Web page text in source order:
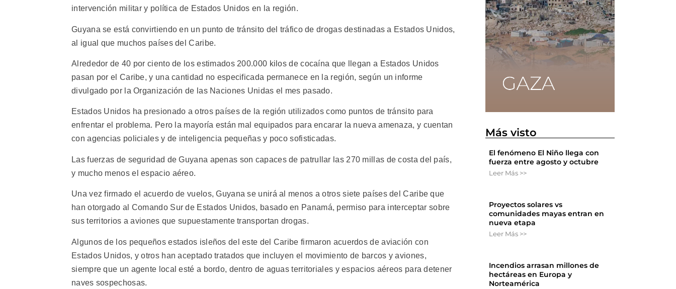
intervención militar y política de Estados Unidos en la región.
Guyana se está convirtiendo en un punto de tránsito del tráfico de drogas destinadas a Estados Unidos,
al igual que muchos países del Caribe.
Alrededor de 40 por ciento de los estimados 200.000 kilos de cocaína que llegan a Estados Unidos
pasan por el Caribe, y una cantidad no especificada permanece en la región, según un informe
divulgado por la Organización de las Naciones Unidas el mes pasado.
Estados Unidos ha presionado a otros países de la región utilizados como puntos de tránsito para
enfrentar el problema. Pero la mayoría están mal equipados para encarar la nueva amenaza, y cuentan
con agencias policiales y de inteligencia pequeñas y poco sofisticadas.
Las fuerzas de seguridad de Guyana apenas son capaces de patrullar las 270 millas de costa del país,
y mucho menos el espacio aéreo.
Una vez firmado el acuerdo de vuelos, Guyana se unirá al menos a otros siete países del Caribe que
han otorgado al Comando Sur de Estados Unidos, basado en Panamá, permiso para interceptar sobre
sus territorios a aviones que supuestamente transportan drogas.
Algunos de los pequeños estados isleños del este del Caribe firmaron acuerdos de aviación con
Estados Unidos, y otros han aceptado tratados que incluyen el movimiento de barcos y aviones,
siempre que un agente local esté a bordo, dentro de aguas territoriales y espacios aéreos para detener
naves sospechosas.
Más visto
El fenómeno El Niño llega con
fuerza entre agosto y octubre
Leer Más >>
Proyectos solares vs
comunidades mayas entran en
nueva etapa
Leer Más >>
Incendios arrasan millones de
hectáreas en Europa y
Norteamérica